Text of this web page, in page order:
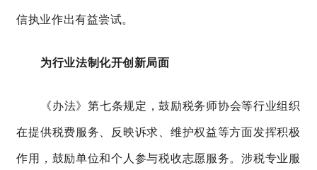
信执业作出有益尝试。
为行业法制化开创新局面
《办法》第七条规定，鼓励税务师协会等行业组织
在提供税费服务、反映诉求、维护权益等方面发挥积极
作用，鼓励单位和个人参与税收志愿服务。涉税专业服